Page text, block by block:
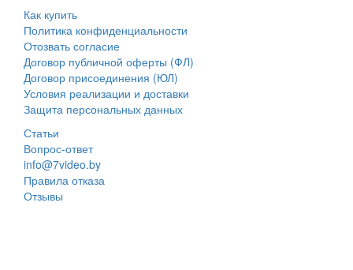
Как купить
Политика конфиденциальности
Отозвать согласие
Договор публичной оферты (ФЛ)
Договор присоединения (ЮЛ)
Условия реализации и доставки
Защита персональных данных
Статьи
Вопрос-ответ
info@7video.by
Правила отказа
Отзывы